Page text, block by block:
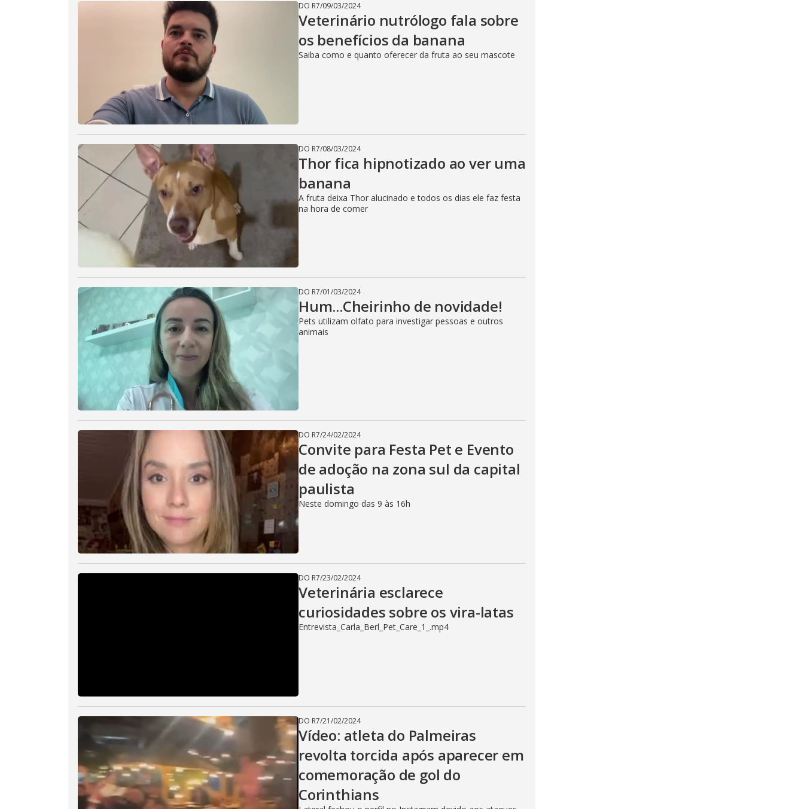
DO R7/09/03/2024
Veterinário nutrólogo fala sobre
os benefícios da banana
Saiba como e quanto oferecer da fruta ao seu mascote
DO R7/08/03/2024
Thor fica hipnotizado ao ver uma
banana
A fruta deixa Thor alucinado e todos os dias ele faz festa
na hora de comer
DO R7/01/03/2024
Hum...Cheirinho de novidade!
Pets utilizam olfato para investigar pessoas e outros
animais
DO R7/24/02/2024
Convite para Festa Pet e Evento
de adoção na zona sul da capital
paulista
Neste domingo das 9 às 16h
DO R7/23/02/2024
Veterinária esclarece
curiosidades sobre os vira-latas
Entrevista_Carla_Berl_Pet_Care_1_.mp4
DO R7/21/02/2024
Vídeo: atleta do Palmeiras
revolta torcida após aparecer em
comemoração de gol do
Corinthians